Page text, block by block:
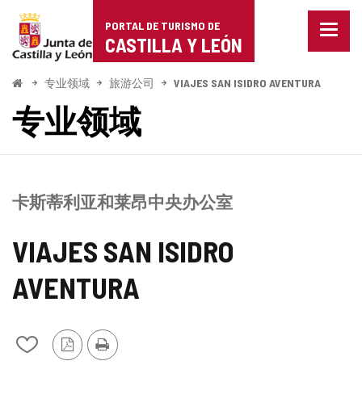
Portal
de
Turismo
de
Castilla
León
PORTAL DE TURISMO DE
CASTILLA Y LEÓN
菜
航
开
专业领域 旅游公司 VIAJES SAN ISIDRO AVENTURA
专业领域
VIAJES SAN ISIDRO
AVENTURA
从
PDF
版
打
印
卡斯蒂利亚和莱昂中央办公室